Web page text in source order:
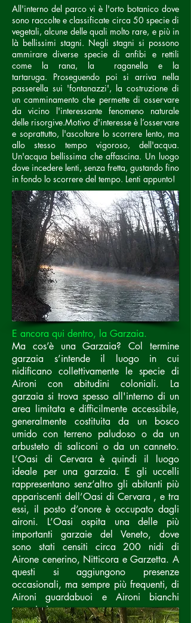
All'interno del parco vi è l'orto botanico dove
sono raccolte e classificate circa 50 specie di
vegetali, alcune delle quali molto rare, e più in
là bellissimi stagni. Negli stagni si possono
ammirare diverse specie di anfibi e rettili
come la rana, la raganella e la
tartaruga. Proseguendo poi si arriva nella
passerella sui 'fontanazzi', la costruzione di
un camminamento che permette di osservare
da vicino l'interessante fenomeno naturale
delle risorgive.Motivo d'interesse è l’osservare
e soprattutto, l'ascoltare lo scorrere lento, ma
allo stesso tempo vigoroso, dell'acqua.
Un'acqua bellissima che affascina. Un luogo
dove incedere lenti, senza fretta, gustando fino
in fondo lo scorrere del tempo. Lenti appunto!
E ancora qui dentro, la Garzaia.
Ma cos’è una Garzaia? Col termine
garzaia s’intende il luogo in cui
nidificano collettivamente le specie di
Aironi con abitudini coloniali. La
garzaia si trova spesso all'interno di un
area limitata e difficilmente accessibile,
generalmente costituita da un bosco
umido con terreno paludoso o da un
arbusteto di saliconi o da un canneto.
L’Oasi di Cervara è quindi il luogo
ideale per una garzaia. E gli uccelli
rappresentano senz’altro gli abitanti più
appariscenti dell’Oasi di Cervara , e tra
essi, il posto d’onore è occupato dagli
aironi. L’Oasi ospita una delle più
importanti garzaie del Veneto, dove
sono stati censiti circa 200 nidi di
Airone cenerino, Nitticora e Garzetta. A
questi si aggiungono presenze
occasionali, ma sempre più frequenti, di
Aironi guardabuoi e Aironi bianchi
maggiori.